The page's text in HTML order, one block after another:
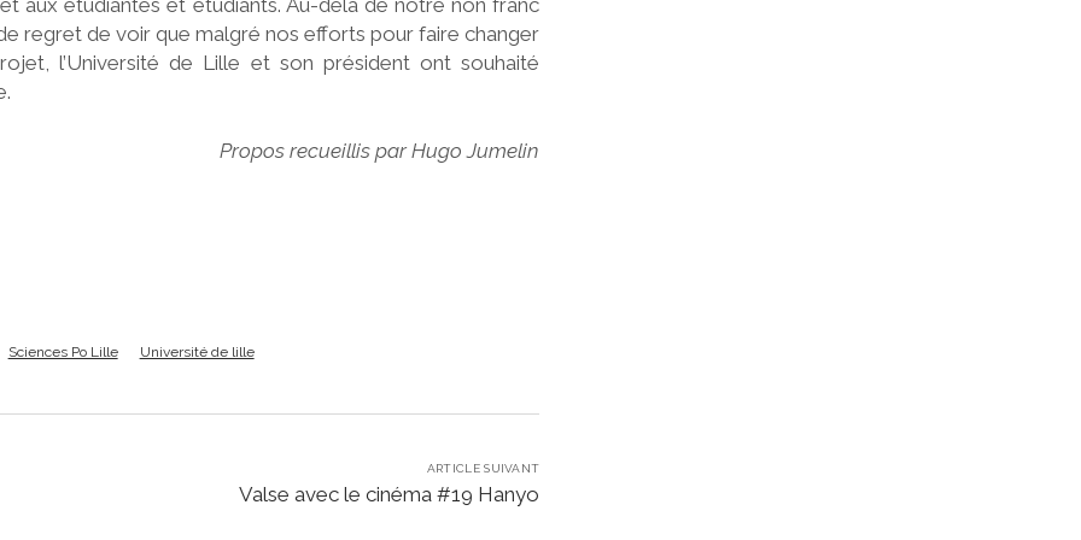
regret de voir que malgré nos efforts pour faire changer
l’Université de Lille et son président ont souhaité
Propos recueillis par Hugo Jumelin
Sciences Po Lille Université de lille
ARTICLE SUIVANT
Valse avec le cinéma #19 Hanyo